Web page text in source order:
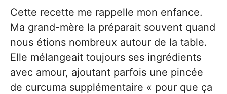
Cette recette me rappelle mon enfance.
Ma grand-mère la préparait souvent quand
nous étions nombreux autour de la table.
Elle mélangeait toujours ses ingrédients
avec amour, ajoutant parfois une pincée
de curcuma supplémentaire « pour que ça